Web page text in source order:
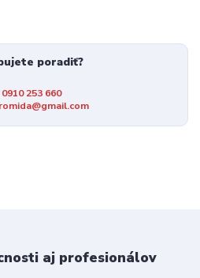
poradiť?
0910 253 660
aj profesionálov